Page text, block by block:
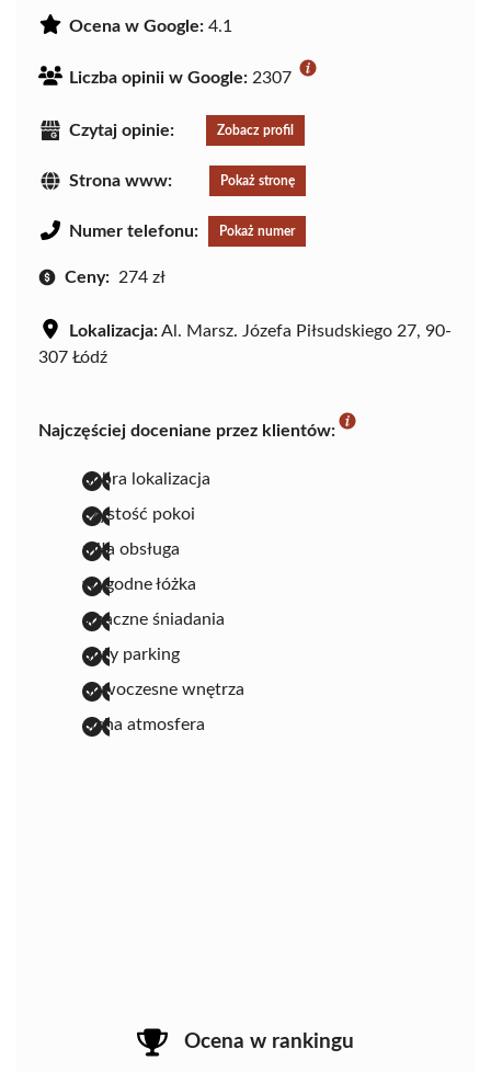
Ocena w Google: 4.1
Liczba opinii w Google: 2307
Czytaj opinie: Zobacz profil
Strona www: Pokaż stronę
Numer telefonu: Pokaż numer
Ceny: 274 zł
Lokalizacja:Al. Marsz. Józefa Piłsudskiego 27, 90-
307 Łódź
Najczęściej doceniane przez klientów:
dobra lokalizacja
czystość pokoi
miła obsługa
wygodne łóżka
smaczne śniadania
duży parking
nowoczesne wnętrza
cicha atmosfera
Ocena w rankingu